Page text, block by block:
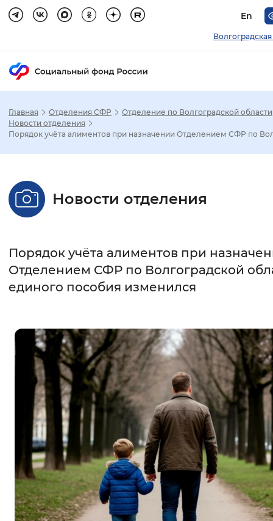
En
Настройка режима отображения
Стандартный Увеличенный
Без засечек
Цвет сайта
Монохромный Инверсивный
Синий фон
Изображения
Включены Выключены
Звуковой ассистент
Воспроизвести Остановить
Главная Отделения СФР
Отделение по Волгоградской области
Новости отделения
Порядок учёта алиментов при назначении Отделением СФР по
Новости отделения
Порядок учёта алиментов при
Отделением СФР по Волгоградской
единого пособия изменился